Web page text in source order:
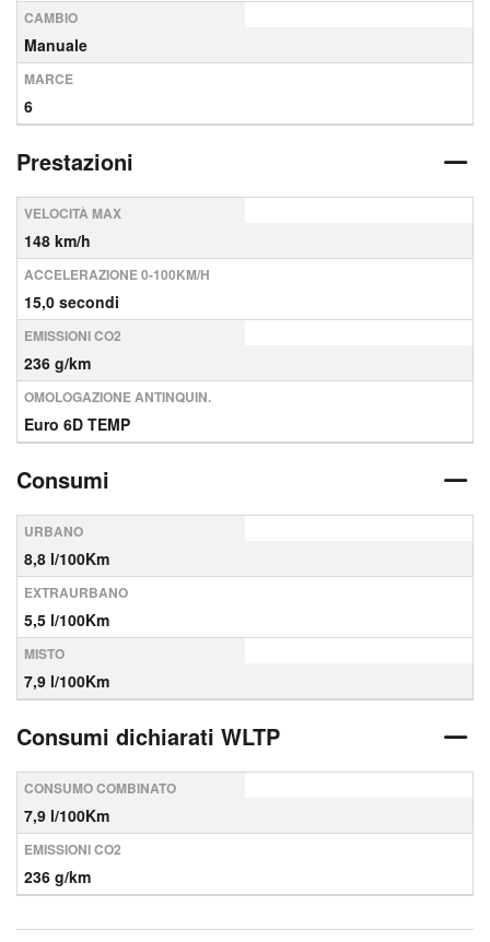
CAMBIO
Manuale
MARCE
6
Prestazioni
VELOCITÀ MAX
148 km/h
ACCELERAZIONE 0-100KM/H
15,0 secondi
EMISSIONI CO2
236 g/km
OMOLOGAZIONE ANTINQUIN.
Euro 6D TEMP
Consumi
URBANO
8,8 l/100Km
EXTRAURBANO
5,5 l/100Km
MISTO
7,9 l/100Km
Consumi dichiarati WLTP
CONSUMO COMBINATO
7,9 l/100Km
EMISSIONI CO2
236 g/km